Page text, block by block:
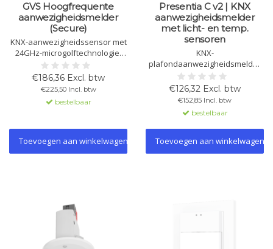
GVS Hoogfrequente
aanwezigheidsmelder
(Secure)
KNX-aanwezigheidssensor met
24GHz-microgolftechnologie.
Detectiegebied 8m, max.
montagahoogte 4m.
Ondersteunt 4
aanwezigheidskanalen,
constantlichtregeling, RTC-
scenegroepfuncties.
Plafondmontage. KNX Secure.
€186,36 Excl. btw
€225,50 Incl. btw
bestelbaar
Toevoegen aan winkelwagen
Presentia C v2 | KNX
aanwezigheidsmelder
met licht- en temp.
sensoren
KNX-
plafondaanwezigheidsmelder
met helderheids- en
temperatuursensoren. 360°
detectie, 30 m diameter.
Instelbare gevoeligheid,
constante lichtregeling en
thermostaat.
€126,32 Excl. btw
€152,85 Incl. btw
bestelbaar
Toevoegen aan winkelwagen